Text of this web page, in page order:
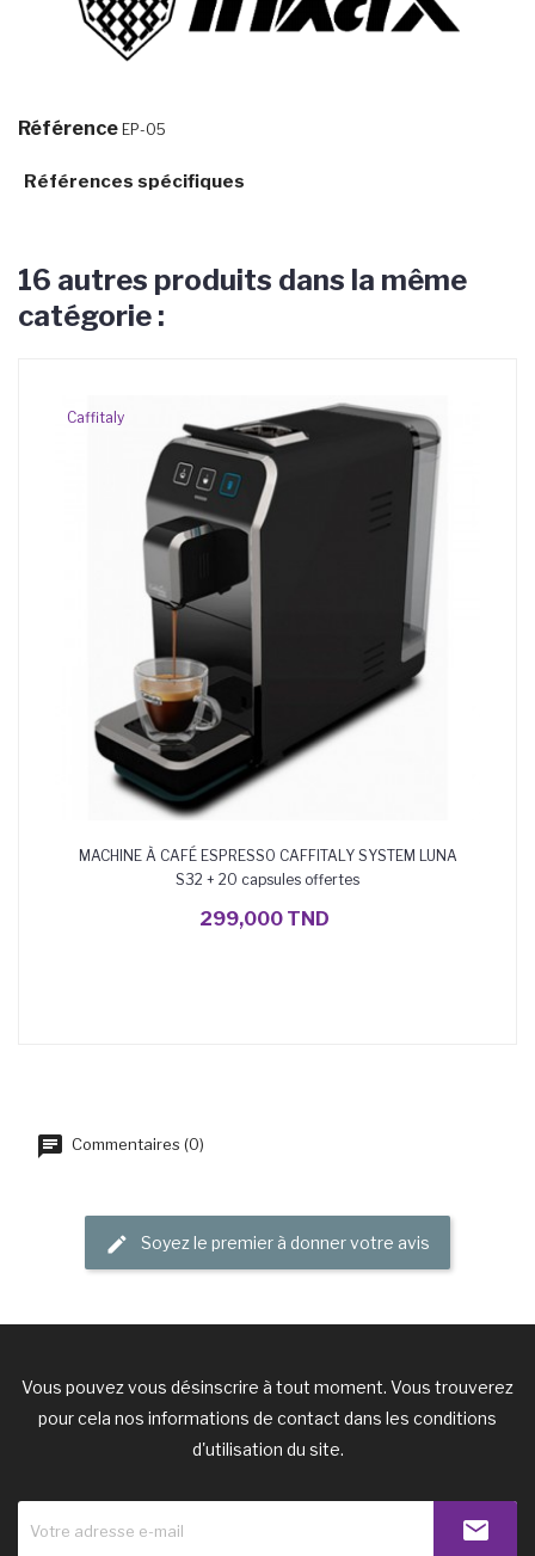
Référence EP-05
Références spécifiques
16 autres produits dans la même
catégorie :
Caffitaly
MACHINE À CAFÉ ESPRESSO CAFFITALY SYSTEM LUNA
S32 + 20 capsules offertes
299,000 TND
Commentaires (0)
Soyez le premier à donner votre avis
Vous pouvez vous désinscrire à tout moment. Vous trouverez
pour cela nos informations de contact dans les conditions
d'utilisation du site.